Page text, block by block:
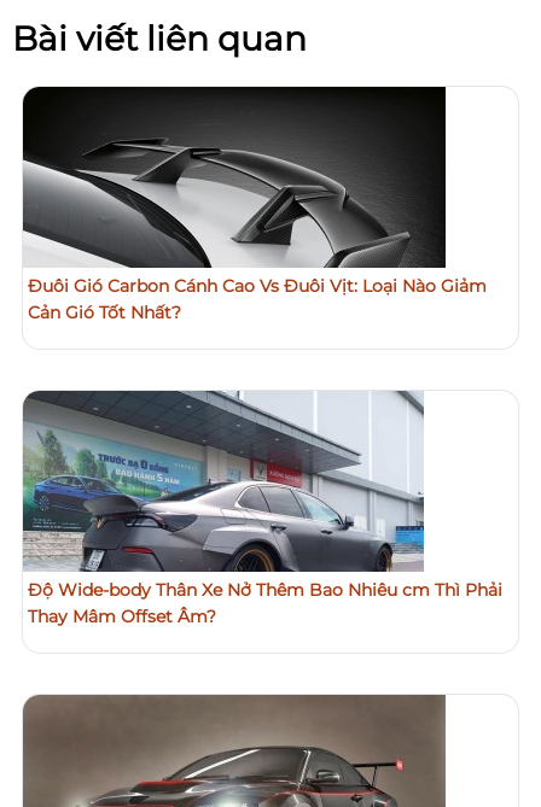
Bài viết liên quan
Đuôi Gió Carbon Cánh Cao Vs Đuôi Vịt: Loại Nào Giảm
Cản Gió Tốt Nhất?
Độ Wide-body Thân Xe Nở Thêm Bao Nhiêu cm Thì Phải
Thay Mâm Offset Âm?